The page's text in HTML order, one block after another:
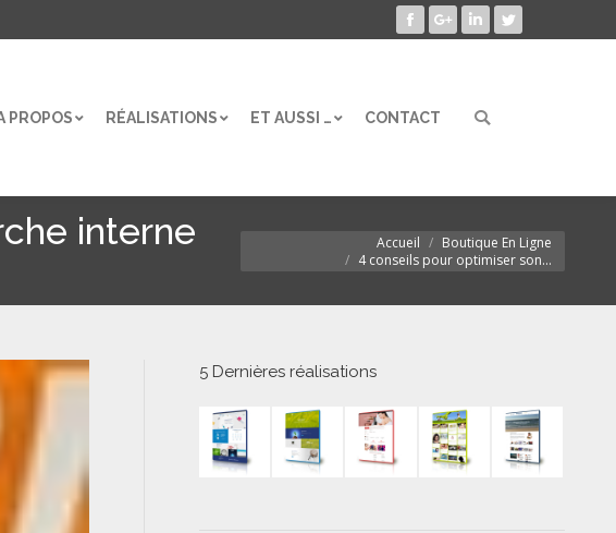
Facebook
Google+LinkedInTwitter
PROPOS RÉALISATIONS ET AUSSI … CONTACT Search:
interne
Accueil
Boutique En Ligne
4 conseils pour optimiser son…
5 Dernières réalisations